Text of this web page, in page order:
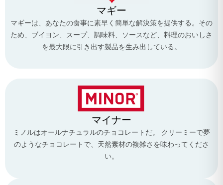
マギー
マギーは、あなたの食事に素早く簡単な解決策を提供する。その
ため、ブイヨン、スープ、調味料、ソースなど、料理のおいしさ
を最大限に引き出す製品を生み出している。
マイナー
ミノルはオールナチュラルのチョコレートだ。 クリーミーで夢
のようなチョコレートで、天然素材の複雑さを味わってくださ
い。